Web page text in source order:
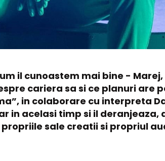
il cunoastem mai bine -
cariera sa si ce planuri are
in colaborare cu interpreta
in acelasi timp si il deranjeaza,
sale creatii si propriul